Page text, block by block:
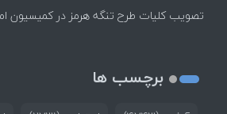
تصویب کلیات طرح تنگه هرمز در کمیسیون
برچسب ها